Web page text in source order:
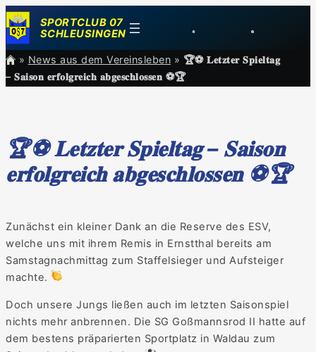
Zum
Inhalt
springen
SPORTCLUB 07
SCHLEUSINGEN
» News aus dem Vereinsleben » 🏆⚽️ 𝐋𝐞𝐭𝐳𝐭𝐞𝐫 𝐒𝐩𝐢𝐞𝐥𝐭𝐚𝐠
– 𝐒𝐚𝐢𝐬𝐨𝐧 𝐞𝐫𝐟𝐨𝐥𝐠𝐫𝐞𝐢𝐜𝐡 𝐚𝐛𝐠𝐞𝐬𝐜𝐡𝐥𝐨𝐬𝐬𝐞𝐧 ⚽️🏆
🏆⚽️ 𝐋𝐞𝐭𝐳𝐭𝐞𝐫 𝐒𝐩𝐢𝐞𝐥𝐭𝐚𝐠 – 𝐒𝐚𝐢𝐬𝐨𝐧
𝐞𝐫𝐟𝐨𝐥𝐠𝐫𝐞𝐢𝐜𝐡 𝐚𝐛𝐠𝐞𝐬𝐜𝐡𝐥𝐨𝐬𝐬𝐞𝐧 ⚽️🏆
Zunächst ein kleiner Dank an die Reserve des ESV,
welche uns mit ihrem Remis in Ernstthal bereits am
Samstagnachmittag zum Staffelsieger und Aufsteiger
machte.
Doch unsere Jungs ließen auch im letzten Saisonspiel
nichts mehr anbrennen. Die SG Goßmannsrod II hatte auf
dem bestens präparierten Sportplatz in Waldau zum